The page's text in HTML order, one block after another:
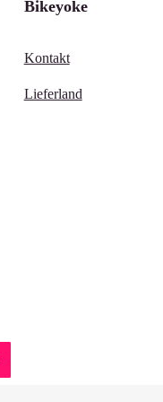
Bikeyoke
Kontakt
Lieferland